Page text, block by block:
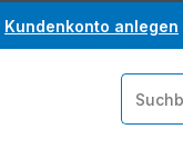
Kundenkonto anlegen